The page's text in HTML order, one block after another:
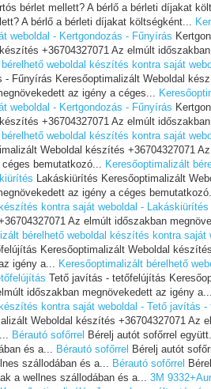
bérlet mellett? A bérlő a bérleti díjakat
A bérlő a bérleti díjakat költségként...
weboldal - Kertgondozás - Fűnyírás
+36704327071 Az elmúlt
weboldal készítés kontra saját
- Fűnyírás Keresőoptimalizált Weboldal
az igény a céges...
weboldal - Kertgondozás - Fűnyírás
+36704327071 Az elmúlt
weboldal készítés kontra saját
Weboldal készítés +36704327071
bemutatkozó... Keresőoptimalizált
Lakáskiürítés Keresőoptimalizált
az igény a céges
kontra saját weboldal - Lakáskiürítés
Az elmúlt időszakban
bérelhető weboldal készítés kontra saját
Keresőoptimalizált Weboldal
igény a... Keresőoptimalizált bérelhető
Tető javítás - tetőfelújítás
időszakban megnövekedett az igény a...
kontra saját weboldal - Tető javítás -
Weboldal készítés +36704327071 Az
Bérautó sofőrrel Bérelj autót sofőrrel
és a... Bérautó sofőrrel Bérelj autót
szállodában és a... Bérautó sofőrrel
a wellnes szállodában és a... 3M